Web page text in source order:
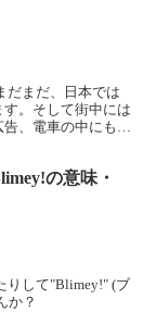
だまだ、日本では
。そして街中には
、電車の中にも中
の意味・
りして"Blimey!" (ブ
か？